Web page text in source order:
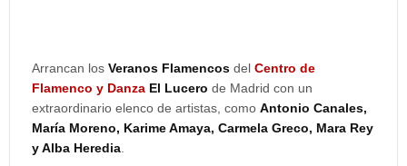
Arrancan los Veranos Flamencos del Centro de
Flamenco y Danza El Lucero de Madrid con un
extraordinario elenco de artistas, como Antonio Canales,
María Moreno, Karime Amaya, Carmela Greco, Mara Rey
y Alba Heredia